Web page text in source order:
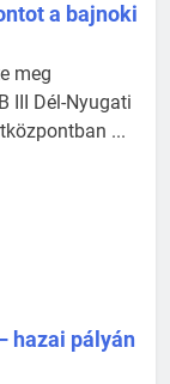
a bajnoki
meg
III Dél-Nyugati
...
hazai pályán